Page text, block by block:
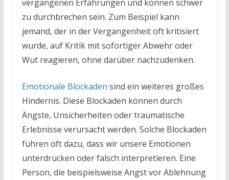
vergangenen Erfahrungen und können schwer
zu durchbrechen sein. Zum Beispiel kann
jemand, der in der Vergangenheit oft kritisiert
wurde, auf Kritik mit sofortiger Abwehr oder
Wut reagieren, ohne darüber nachzudenken.
Emotionale Blockaden sind ein weiteres großes
Hindernis. Diese Blockaden können durch
Ängste, Unsicherheiten oder traumatische
Erlebnisse verursacht werden. Solche Blockaden
führen oft dazu, dass wir unsere Emotionen
unterdrücken oder falsch interpretieren. Eine
Person, die beispielsweise Angst vor Ablehnung